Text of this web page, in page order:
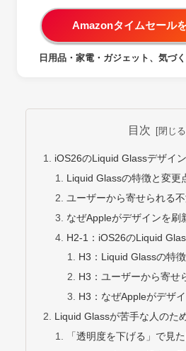
Amazonタイムセール
日用品・家電・ガジェット、気づ
目次
iOS26のLiquid Glassデザイ
Liquid Glassの特徴と変更
ユーザーから寄せられる
なぜAppleがデザインを刷
H2-1：iOS26のLiquid
H3：Liquid Glassの特
H3：ユーザーから寄せ
H3：なぜAppleがデザ
Liquid Glassが苦手な人のた
「透明度を下げる」で見